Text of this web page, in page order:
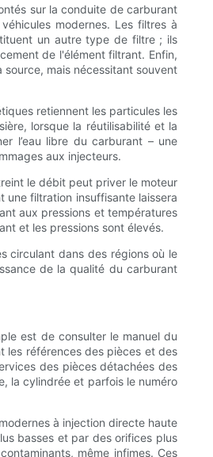
sur la conduite de carburant
modernes. Les filtres à
un autre type de filtre ; ils
de l'élément filtrant. Enfin,
mais nécessitant souvent
retiennent les particules les
lorsque la réutilisabilité et la
l’eau libre du carburant – une
aux injecteurs.
le débit peut priver le moteur
filtration insuffisante laissera
aux pressions et températures
et les pressions sont élevés.
circulant dans des régions où le
de la qualité du carburant
est de consulter le manuel du
les références des pièces et des
des pièces détachées des
la cylindrée et parfois le numéro
à injection directe haute
basses et par des orifices plus
même infimes. Ces